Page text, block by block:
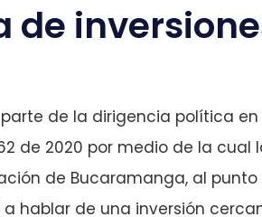
de
de la dirigencia política
de 2020 por medio de la
de Bucaramanga, al
hablar de una inversión